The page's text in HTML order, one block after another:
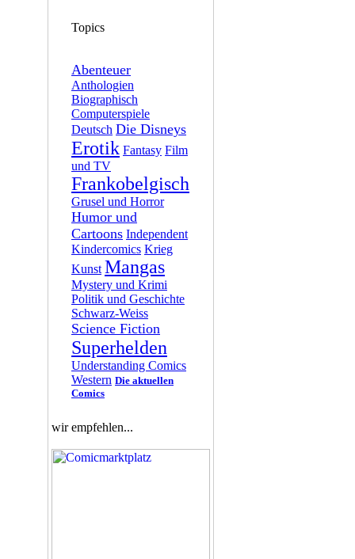
Topics
Abenteuer
Anthologien
Biographisch
Computerspiele
Deutsch Die Disneys
Erotik Fantasy Film
und TV
Frankobelgisch
Grusel und Horror
Humor und
Cartoons Independent
Kindercomics Krieg
Kunst Mangas
Mystery und Krimi
Politik und Geschichte
Schwarz-Weiss
Science Fiction
Superhelden
Understanding Comics
Western Die aktuellen
Comics
wir empfehlen...